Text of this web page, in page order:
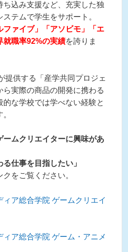
ち込み支援など、充実した独
テムで学生をサポート。
ファイブ」「アソビモ」「エ
就職率92%の実績を誇りま
提供する「産学共同プロジェ
ら実際の商品の開発に携わる
的な学校では学べない経験と
ームクリエイターに興味があ
る仕事を目指したい」
をご覧ください。
ア総合学院 ゲームクリエイ
ア総合学院 ゲーム・アニメ